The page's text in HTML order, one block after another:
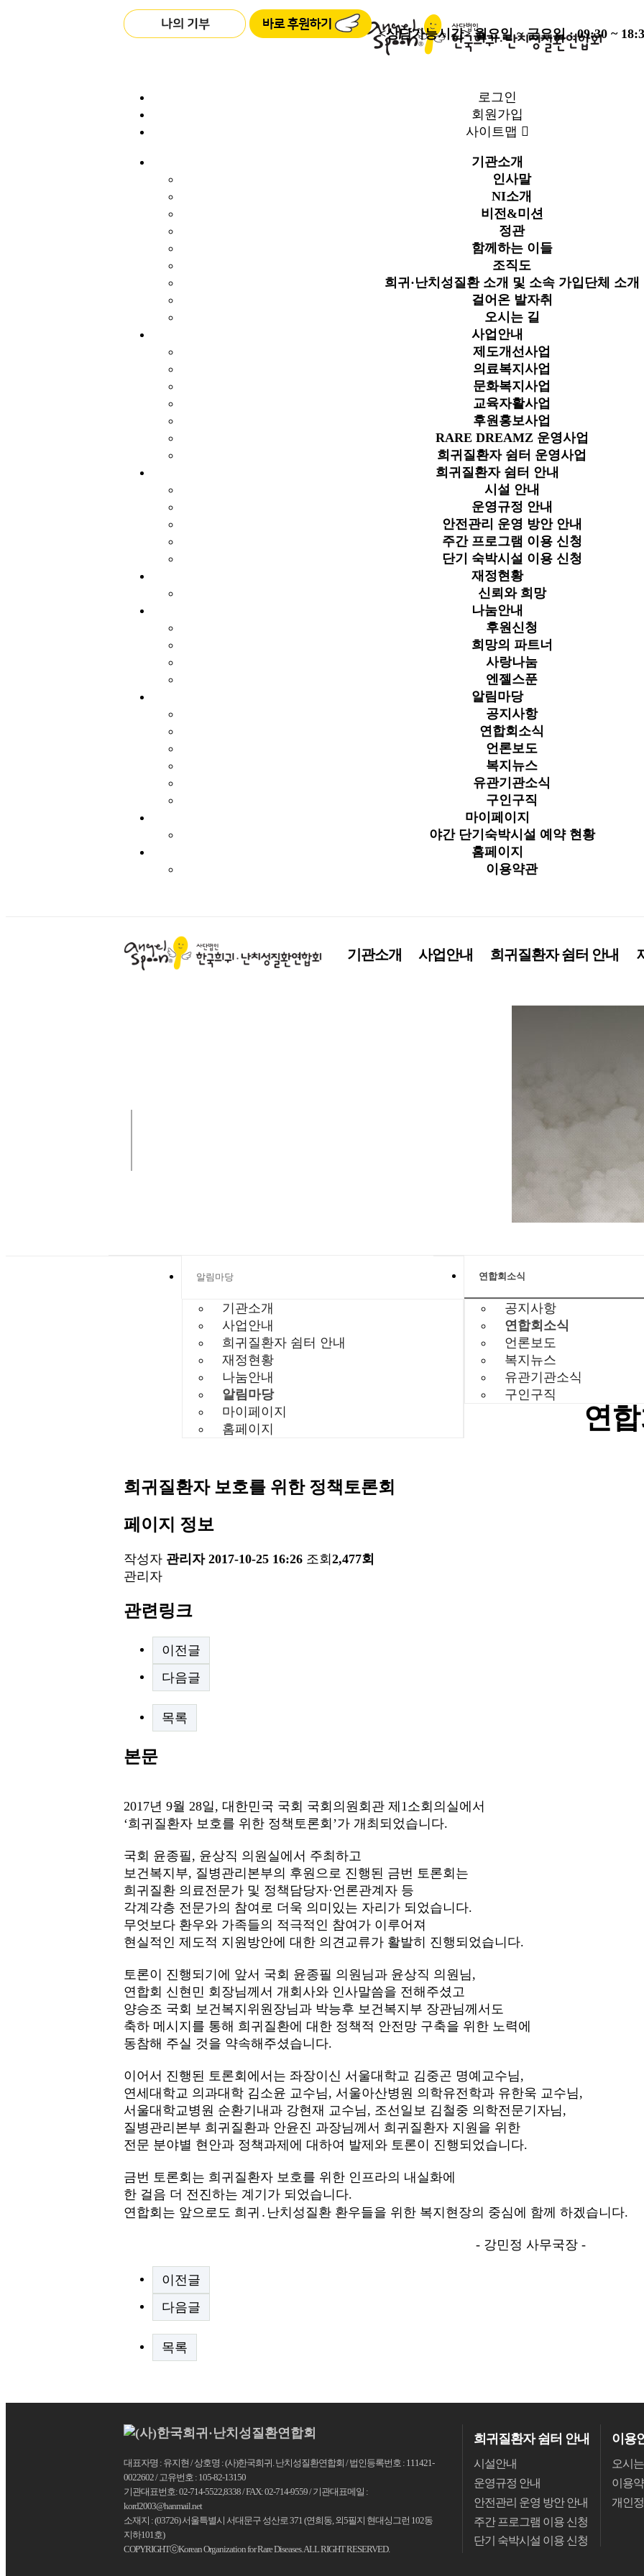
<상담가능시간>월요일 ~ 금요일 : 09:30 ~
로그인
회원가입
사이트맵
기관소개
인사말
NI소개
비전&미션
정관
함께하는 이들
조직도
희귀·난치성질환 소개 및 소속 가입단체 소개
걸어온 발자취
오시는 길
사업안내
제도개선사업
의료복지사업
문화복지사업
교육자활사업
후원홍보사업
RARE DREAMZ 운영사업
희귀질환자 쉼터 운영사업
희귀질환자 쉼터 안내
시설 안내
운영규정 안내
안전관리 운영 방안 안내
주간 프로그램 이용 신청
단기 숙박시설 이용 신청
재정현황
신뢰와 희망
나눔안내
후원신청
희망의 파트너
사랑나눔
엔젤스푼
알림마당
공지사항
연합회소식
언론보도
복지뉴스
유관기관소식
구인구직
마이페이지
야간 단기숙박시설 예약 현황
홈페이지
이용약관
기관소개 사업안내 희귀질환자 쉼터 안내
알림마당
기관소개
사업안내
희귀질환자 쉼터 안내
재정현황
나눔안내
알림마당
마이페이지
홈페이지
연합회소식
공지사항
연합회소식
언론보도
복지뉴스
유관기관소식
구인구직
연
희귀질환자 보호를 위한 정책토론회
페이지 정보
작성자 관리자 2017-10-25 16:26 조회2,477회
관리자
관련링크
이전글
다음글
목록
본문
2017년 9월 28일, 대한민국 국회 국회의원회관 제1소회의실에서
‘희귀질환자 보호를 위한 정책토론회’가 개최되었습니다.
국회 윤종필, 윤상직 의원실에서 주최하고
보건복지부, 질병관리본부의 후원으로 진행된 금번 토론회는
희귀질환 의료전문가 및 정책담당자·언론관계자 등
각계각층 전문가의 참여로 더욱 의미있는 자리가 되었습니다.
무엇보다 환우와 가족들의 적극적인 참여가 이루어져
현실적인 제도적 지원방안에 대한 의견교류가 활발히 진행되었습니다.
토론이 진행되기에 앞서 국회 윤종필 의원님과 윤상직 의원님,
연합회 신현민 회장님께서 개회사와 인사말씀을 전해주셨고
양승조 국회 보건복지위원장님과 박능후 보건복지부 장관님께서도
축하 메시지를 통해 희귀질환에 대한 정책적 안전망 구축을 위한 노력에
동참해 주실 것을 약속해주셨습니다.
이어서 진행된 토론회에서는 좌장이신 서울대학교 김중곤 명예교수님,
연세대학교 의과대학 김소윤 교수님, 서울아산병원 의학유전학과 유한욱 교수님,
서울대학교병원 순환기내과 강현재 교수님, 조선일보 김철중 의학전문기자님,
질병관리본부 희귀질환과 안윤진 과장님께서 희귀질환자 지원을 위한
전문 분야별 현안과 정책과제에 대하여 발제와 토론이 진행되었습니다.
금번 토론회는 희귀질환자 보호를 위한 인프라의 내실화에
한 걸음 더 전진하는 계기가 되었습니다.
연합회는 앞으로도 희귀․난치성질환 환우들을 위한 복지현장의 중심에 함께 하겠습니다.
- 강민정 사무국장 -
이전글
다음글
목록
이용
오시
이용
개인
희귀질환자 쉼터 안내
시설안내
운영규정 안내
안전관리 운영 방안 안내
주간 프로그램 이용 신청
단기 숙박시설 이용 신청
대표자명 : 유지현 / 상호명 : (사)한국희귀. 난치성질환연합회 / 법인등록번호 : 111421-
0022602 / 고유번호 : 105-82-13150
기관대표번호: 02-714-5522,8338 / FAX: 02-714-9559 / 기관대표메일 :
kord2003@hanmail.net
소재지 : (03726) 서울특별시 서대문구 성산로 371 (연희동, 외5필지 현대싱그런 102동
지하101호)
COPYRIGHTⓒKorean Organization for Rare Diseases. ALL RIGHT RESERVED.